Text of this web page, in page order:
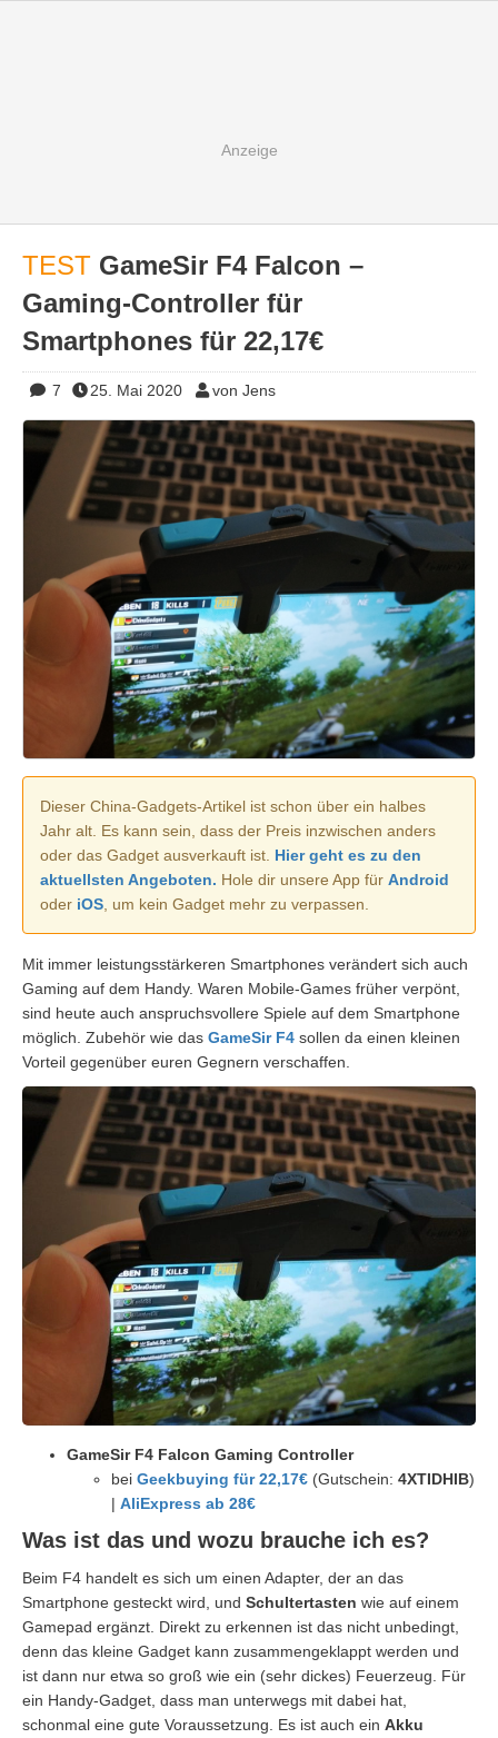
TEST GameSir F4 Falcon –
Gaming-Controller für
Smartphones für 22,17€
7 25. Mai 2020 von Jens
Dieser China-Gadgets-Artikel ist schon über ein halbes
Jahr alt. Es kann sein, dass der Preis inzwischen anders
oder das Gadget ausverkauft ist. Hier geht es zu den
aktuellsten Angeboten. Hole dir unsere App für Android
oder iOS , um kein Gadget mehr zu verpassen.
Mit immer leistungsstärkeren Smartphones verändert sich auch
Gaming auf dem Handy. Waren Mobile-Games früher verpönt,
sind heute auch anspruchsvollere Spiele auf dem Smartphone
möglich. Zubehör wie das GameSir F4 sollen da einen kleinen
Vorteil gegenüber euren Gegnern verschaffen.
GameSir F4 Falcon Gaming Controller
bei Geekbuying für 22,17€ (Gutschein: 4XTIDHIB)
| AliExpress ab 28€
Was ist das und wozu brauche ich es?
Beim F4 handelt es sich um einen Adapter, der an das
Smartphone gesteckt wird, und Schultertasten wie auf einem
Gamepad ergänzt. Direkt zu erkennen ist das nicht unbedingt,
denn das kleine Gadget kann zusammengeklappt werden und
ist dann nur etwa so groß wie ein (sehr dickes) Feuerzeug. Für
ein Handy-Gadget, dass man unterwegs mit dabei hat,
schonmal eine gute Voraussetzung. Es ist auch ein Akku